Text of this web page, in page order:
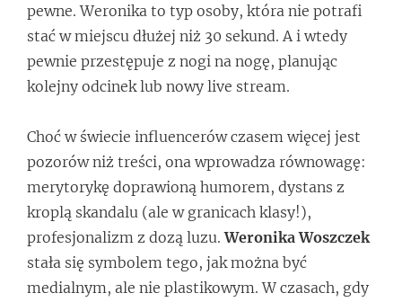
pewne. Weronika to typ osoby, która nie potrafi
stać w miejscu dłużej niż 30 sekund. A i wtedy
pewnie przestępuje z nogi na nogę, planując
kolejny odcinek lub nowy live stream.
Choć w świecie influencerów czasem więcej jest
pozorów niż treści, ona wprowadza równowagę:
merytorykę doprawioną humorem, dystans z
kroplą skandalu (ale w granicach klasy!),
profesjonalizm z dozą luzu.Weronika Woszczek
stała się symbolem tego, jak można być
medialnym, ale nie plastikowym. W czasach, gdy